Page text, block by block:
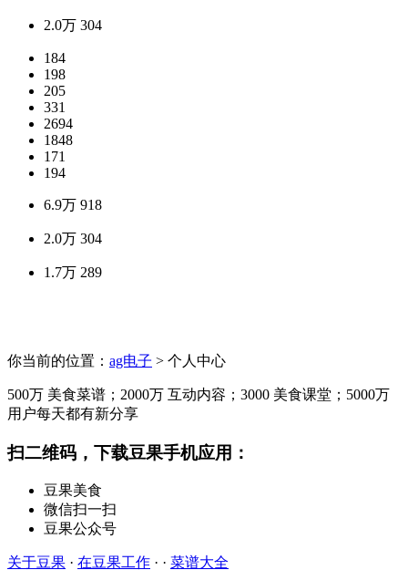
2.0万 304
184
198
205
331
2694
1848
171
194
6.9万 918
2.0万 304
1.7万 289
你当前的位置： ag电子 > 个人中心
500万 美食菜谱； 2000万 互动内容； 3000 美食课堂； 5000万
用户每天都有新分享
扫二维码，下载豆果手机应用：
豆果美食
微信扫一扫
豆果公众号
关于豆果 · 在豆果工作 · · 菜谱大全